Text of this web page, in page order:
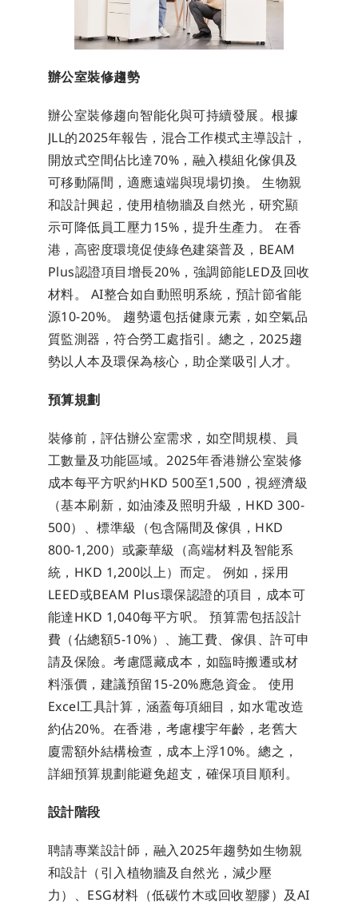
辦公室裝修趨勢
辦公室裝修趨向智能化與可持續發展。根據
JLL的2025年報告，混合工作模式主導設計，
開放式空間佔比達70%，融入模組化傢俱及
可移動隔間，適應遠端與現場切換。 生物親
和設計興起，使用植物牆及自然光，研究顯
示可降低員工壓力15%，提升生產力。 在香
港，高密度環境促使綠色建築普及，BEAM
Plus認證項目增長20%，強調節能LED及回收
材料。 AI整合如自動照明系統，預計節省能
源10-20%。 趨勢還包括健康元素，如空氣品
質監測器，符合勞工處指引。總之，2025趨
勢以人本及環保為核心，助企業吸引人才。
預算規劃
裝修前，評估辦公室需求，如空間規模、員
工數量及功能區域。2025年香港辦公室裝修
成本每平方呎約HKD 500至1,500，視經濟級
（基本刷新，如油漆及照明升級，HKD 300-
500）、標準級（包含隔間及傢俱，HKD
800-1,200）或豪華級（高端材料及智能系
統，HKD 1,200以上）而定。 例如，採用
LEED或BEAM Plus環保認證的項目，成本可
能達HKD 1,040每平方呎。 預算需包括設計
費（佔總額5-10%）、施工費、傢俱、許可申
請及保險。考慮隱藏成本，如臨時搬遷或材
料漲價，建議預留15-20%應急資金。 使用
Excel工具計算，涵蓋每項細目，如水電改造
約佔20%。在香港，考慮樓宇年齡，老舊大
廈需額外結構檢查，成本上浮10%。總之，
詳細預算規劃能避免超支，確保項目順利。
設計階段
聘請專業設計師，融入2025年趨勢如生物親
和設計（引入植物牆及自然光，減少壓
力）、ESG材料（低碳竹木或回收塑膠）及AI